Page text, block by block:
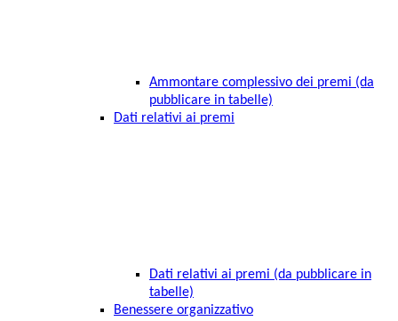
Ammontare complessivo dei premi (da
pubblicare in tabelle)
Dati relativi ai premi
Dati relativi ai premi (da pubblicare in
tabelle)
Benessere organizzativo